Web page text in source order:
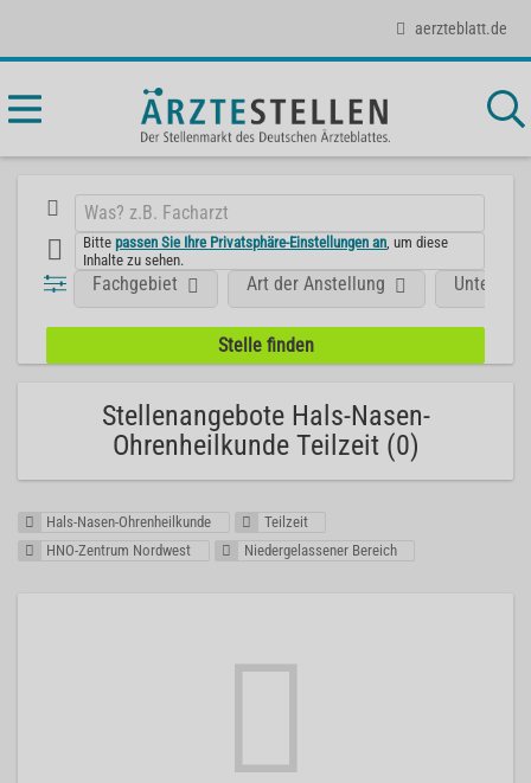
aerzteblatt.de
Bittepassen Sie Ihre Privatsphäre-Einstellungen an , um diese
Inhalte zu sehen.
Fachgebiet Art der Anstellung
Stellenangebote Hals-Nasen-
Ohrenheilkunde Teilzeit (0)
Hals-Nasen-Ohrenheilkunde
Teilzeit
HNO-Zentrum Nordwest
Niedergelassener Bereich